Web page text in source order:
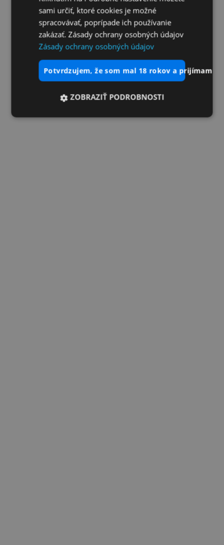
sami určiť, ktoré cookies je možné
spracovávať, poprípade ich používanie
zakázať. Zásady ochrany osobných údajov
Zásady ochrany osobných údajov
potvrdzujem, že som mal 18 rokov a prijímam
ZOBRAZIŤ PODROBNOSTI